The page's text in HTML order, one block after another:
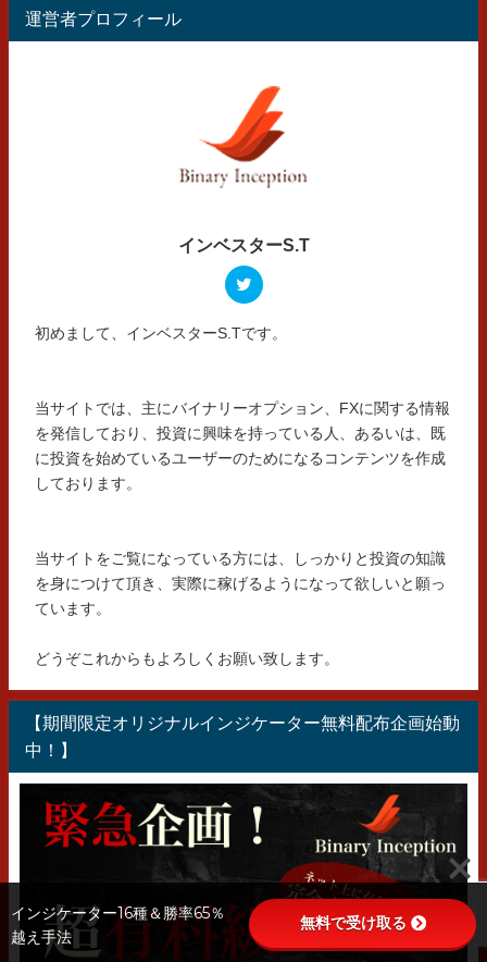
運営者プロフィール
インベスターS.T
初めまして、インベスターS.Tです。
当サイトでは、主にバイナリーオプション、FXに関する情報
を発信しており、投資に興味を持っている人、あるいは、既
に投資を始めているユーザーのためになるコンテンツを作成
しております。
当サイトをご覧になっている方には、しっかりと投資の知識
を身につけて頂き、実際に稼げるようになって欲しいと願っ
ています。
どうぞこれからもよろしくお願い致します。
【期間限定オリジナルインジケーター無料配布企画始動
中！】
インジケーター16種＆勝率65％
越え手法
無料で受け取る